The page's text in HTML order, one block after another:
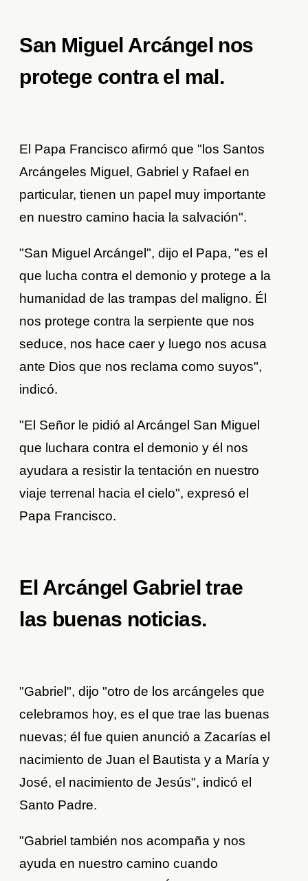
San Miguel Arcángel nos
protege contra el mal.
El Papa Francisco afirmó que "los Santos
Arcángeles Miguel, Gabriel y Rafael en
particular, tienen un papel muy importante
en nuestro camino hacia la salvación".
"San Miguel Arcángel", dijo el Papa, "es el
que lucha contra el demonio y protege a la
humanidad de las trampas del maligno. Él
nos protege contra la serpiente que nos
seduce, nos hace caer y luego nos acusa
ante Dios que nos reclama como suyos",
indicó.
"El Señor le pidió al Arcángel San Miguel
que luchara contra el demonio y él nos
ayudara a resistir la tentación en nuestro
viaje terrenal hacia el cielo", expresó el
Papa Francisco.
El Arcángel Gabriel trae
las buenas noticias.
"Gabriel", dijo "otro de los arcángeles que
celebramos hoy, es el que trae las buenas
nuevas; él fue quien anunció a Zacarías el
nacimiento de Juan el Bautista y a María y
José, el nacimiento de Jesús", indicó el
Santo Padre.
"Gabriel también nos acompaña y nos
ayuda en nuestro camino cuando